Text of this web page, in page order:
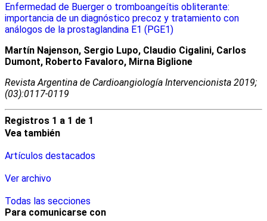
Enfermedad de Buerger o tromboangeítis obliterante:
importancia de un diagnóstico precoz y tratamiento con
análogos de la prostaglandina E1 (PGE1)
Martín Najenson, Sergio Lupo, Claudio Cigalini, Carlos
Dumont, Roberto Favaloro, Mirna Biglione
Revista Argentina de Cardioangiologí­a Intervencionista 2019;
(03):0117-0119
Registros 1 a 1 de 1
Vea también
Artículos destacados
Ver archivo
Todas las secciones
Para comunicarse con